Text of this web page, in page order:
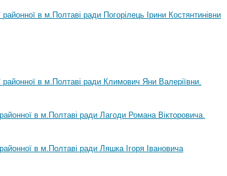
районної в м.Полтаві ради Погорілець Ірини Костянтинівни
районної в м.Полтаві ради Климович Яни Валеріївни.
в м.Полтаві ради Лагоди Романа Вікторовича.
в м.Полтаві ради Ляшка Ігоря Івановича